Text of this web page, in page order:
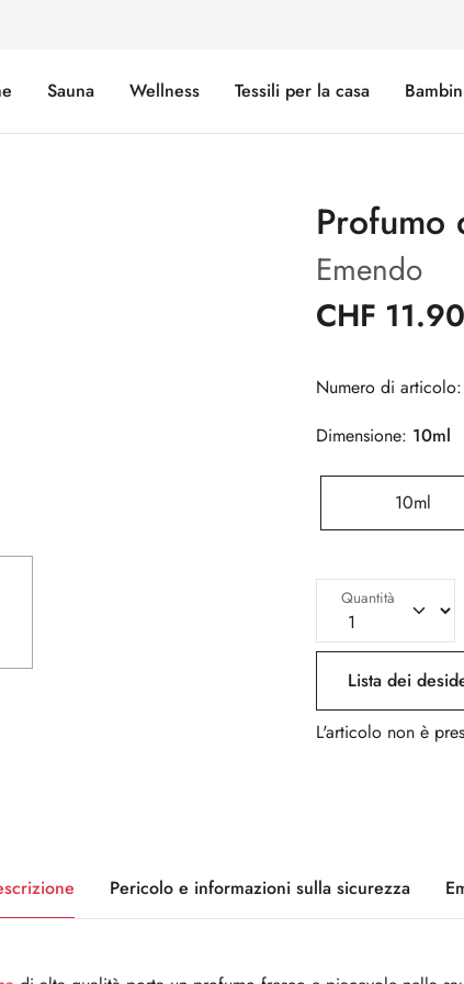
Sauna Wellness Tessili per la casa
Profumo
Emendo
CHF 11.90
Numero di articolo:
Dimensione: 10ml
10ml
Quantità
Lista dei
L'articolo non è
Pericolo e informazioni sulla sicurezza